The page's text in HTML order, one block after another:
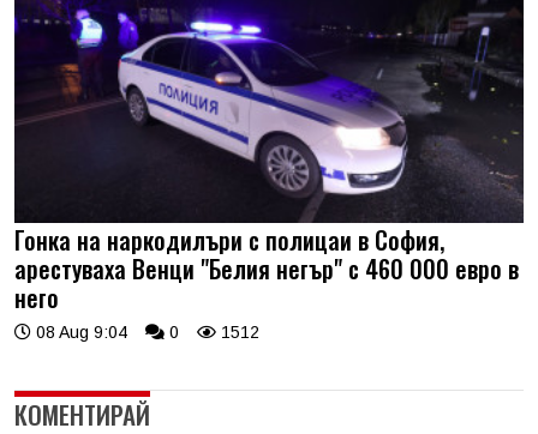
Гонка на наркодилъри с полицаи в София,
арестуваха Венци "Белия негър" с 460 000 евро в
него
08 Aug 9:04 0 1512
КОМЕНТИРАЙ